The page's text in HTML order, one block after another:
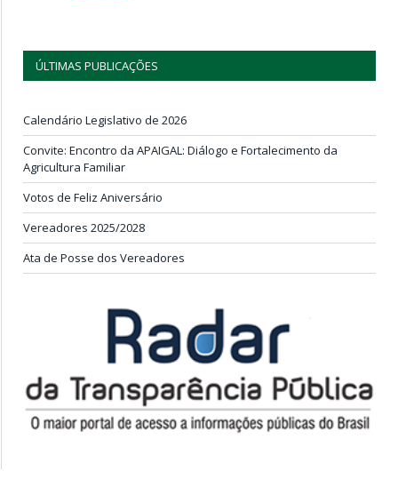
ÚLTIMAS PUBLICAÇÕES
Calendário Legislativo de 2026
Convite: Encontro da APAIGAL: Diálogo e Fortalecimento da
Agricultura Familiar
Votos de Feliz Aniversário
Vereadores 2025/2028
Ata de Posse dos Vereadores